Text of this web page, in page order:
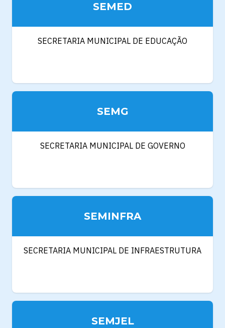
SEMED
SECRETARIA MUNICIPAL DE EDUCAÇÃO
SEMG
SECRETARIA MUNICIPAL DE GOVERNO
SEMINFRA
SECRETARIA MUNICIPAL DE INFRAESTRUTURA
SEMJEL